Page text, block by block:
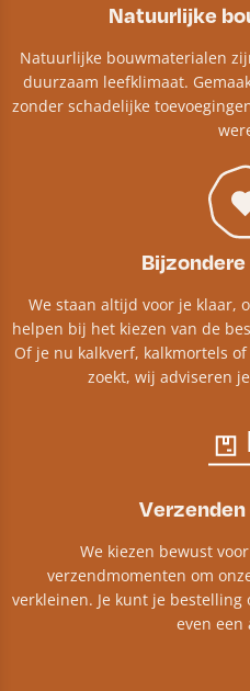
Natuurlijke
Natuurlijke bouwmaterialen
duurzaam leefklimaat.
zonder schadelijke
We staan altijd voor je klaar,
helpen bij het kiezen van de
Of je nu kalkverf, kalkmortels
zoekt, wij adviseren
We kiezen bewust
verzendmomenten om
verkleinen. Je kunt je bestelling
even een